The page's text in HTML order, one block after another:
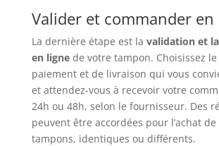
Valider et commander en
La dernière étape est la validation et
en lignede votre tampon. Choisissez
paiement et de livraison qui vous
et attendez-vous à recevoir votre
24h ou 48h, selon le fournisseur. Des
peuvent être accordées pour l’achat
tampons, identiques ou différents.